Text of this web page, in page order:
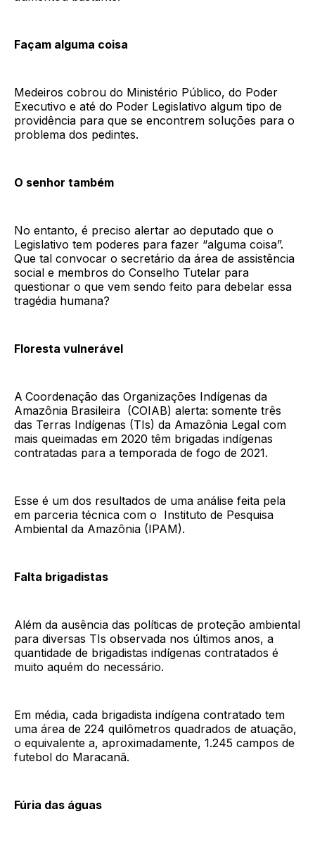
Façam alguma coisa
Medeiros cobrou do Ministério Público, do Poder
Executivo e até do Poder Legislativo algum tipo de
providência para que se encontrem soluções para o
problema dos pedintes.
O senhor também
No entanto, é preciso alertar ao deputado que o
Legislativo tem poderes para fazer “alguma coisa”.
Que tal convocar o secretário da área de assistência
social e membros do Conselho Tutelar para
questionar o que vem sendo feito para debelar essa
tragédia humana?
Floresta vulnerável
A Coordenação das Organizações Indígenas da
Amazônia Brasileira (COIAB) alerta: somente três
das Terras Indígenas (TIs) da Amazônia Legal com
mais queimadas em 2020 têm brigadas indígenas
contratadas para a temporada de fogo de 2021.
Esse é um dos resultados de uma análise feita pela
em parceria técnica com o Instituto de Pesquisa
Ambiental da Amazônia (IPAM).
Falta brigadistas
Além da ausência das políticas de proteção ambiental
para diversas TIs observada nos últimos anos, a
quantidade de brigadistas indígenas contratados é
muito aquém do necessário.
Em média, cada brigadista indígena contratado tem
uma área de 224 quilômetros quadrados de atuação,
o equivalente a, aproximadamente, 1.245 campos de
futebol do Maracanã.
Fúria das águas